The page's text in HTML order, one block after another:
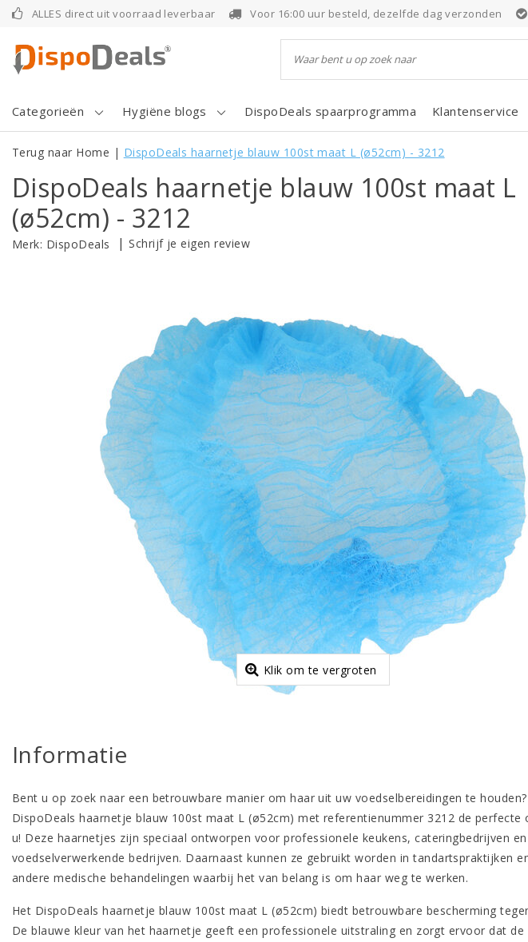
ALLES direct uit voorraad leverbaar Voor 16:00 uur besteld, dezelfde dag verzonden
Categorieën Hygiëne blogs DispoDeals spaarprogramma Klantenservice
Terug naar Home | DispoDeals haarnetje blauw 100st maat L (ø52cm) - 3212
DispoDeals haarnetje blauw 100st maat L
(ø52cm) - 3212
Merk: DispoDeals |Schrijf je eigen review
Klik om te vergroten
Informatie
Bent u op zoek naar een betrouwbare manier om haar uit uw voedselbereidingen te
DispoDeals haarnetje blauw 100st maat L (ø52cm) met referentienummer 3212 de perfecte
u! Deze haarnetjes zijn speciaal ontworpen voor professionele keukens, cateringbedrijven en
voedselverwerkende bedrijven. Daarnaast kunnen ze gebruikt worden in tandartspraktijken
andere medische behandelingen waarbij het van belang is om haar weg te werken.
Het DispoDeals haarnetje blauw 100st maat L (ø52cm) biedt betrouwbare bescherming
De blauwe kleur van het haarnetje geeft een professionele uitstraling en zorgt ervoor dat de